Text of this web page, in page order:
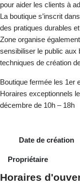
pour aider les clients à
La boutique s’inscrit
des pratiques durables
Zone organise
sensibiliser le public aux
techniques de création
Boutique fermée les 1er
Horaires exceptionnels
décembre de 10h – 18h
Date de création
Propriétaire
Horaires